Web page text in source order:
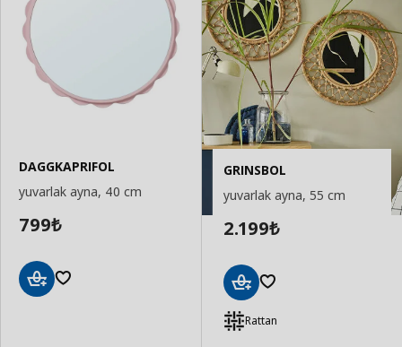
DAGGKAPRIFOL
yuvarlak ayna, 40 cm
799₺
GRINSBOL
yuvarlak ayna, 55 cm
2.199₺
Ekle Rattan